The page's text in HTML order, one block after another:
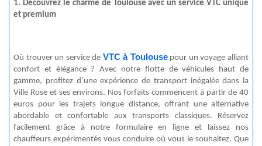
1. Découvrez le charme de Toulouse avec un service VTC unique
et premium
Où trouver un service de VTC à Toulousepour un voyage alliant
confort et élégance ? Avec notre flotte de véhicules haut de
gamme, profitez d’une expérience de transport inégalée dans la
Ville Rose et ses environs. Nos forfaits commencent à partir de 40
euros pour les trajets longue distance, offrant une alternative
abordable et confortable aux transports classiques. Réservez
facilement grâce à notre formulaire en ligne et laissez nos
chauffeurs expérimentés vous conduire où vous le souhaitez. Que